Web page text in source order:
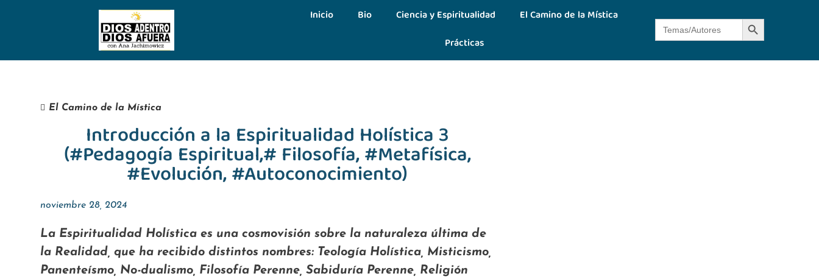
Inicio Bio Ciencia y Espiritualidad
El Camino de la Mística
Prácticas
Botón de
El Camino de la Mística
Introducción a la Espiritualidad Holística 3
(#Pedagogía Espiritual,# Filosofía, #Metafísica,
#Evolución, #Autoconocimiento)
noviembre 28, 2024
La Espiritualidad Holística es una cosmovisión sobre la naturaleza última de
la Realidad, que ha recibido distintos nombres: Teología Holística, Misticismo,
Panenteísmo, No-dualismo, Filosofía Perenne, Sabiduría Perenne, Religión